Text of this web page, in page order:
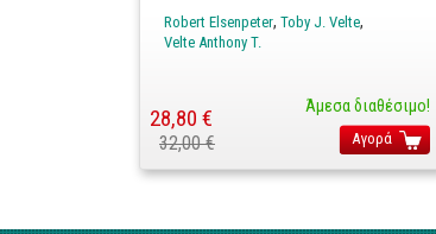
Robert Elsenpeter Toby J. Velte
Velte Anthony T.
28,80 €
32,00 €
Άμεσα διαθέσιμο!
Αγορά